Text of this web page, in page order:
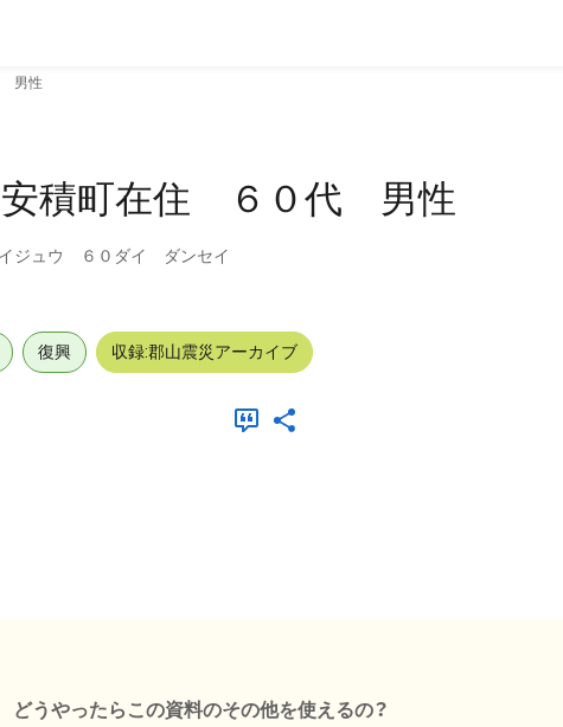
男性
安積町在住 ６０代 男性
イジュウ ６０ダイ ダンセイ
復興 収録:郡山震災アーカイブ
どうやったらこの資料のその他を使えるの？